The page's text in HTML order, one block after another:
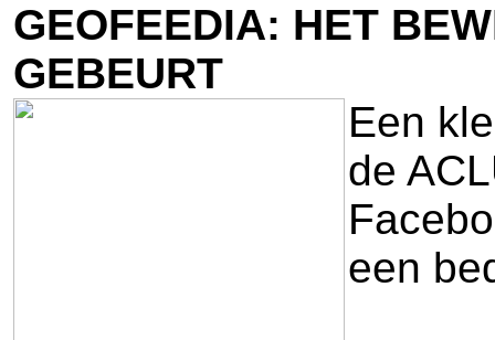
GEOFEEDIA: HET
GEBEURT
Een
de
een